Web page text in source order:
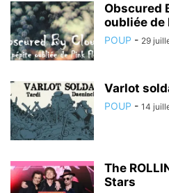
Obscured
oubliée de
POUP - 29
Varlot
POUP - 14
The
Stars